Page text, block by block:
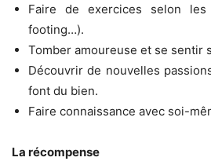
Faire de exercices selon
footing…).
Tomber amoureuse et se sentir
Découvrir de nouvelles
font du bien.
Faire connaissance avec soi-
La récompense